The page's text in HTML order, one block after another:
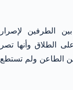
الطرفين لإصرار
الطلاق وأنها تصر
الطاعن ولم تستطع